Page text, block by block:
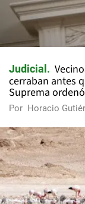
Judicial
cerraban antes
Suprema
Por Horacio